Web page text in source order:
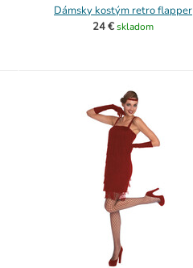
Dámsky kostým retro flapper
24 €skladom